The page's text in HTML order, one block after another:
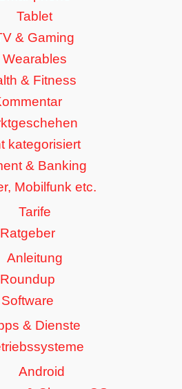
Tablet
& Gaming
Wearables
& Fitness
kategorisiert
& Banking
Mobilfunk etc.
Tarife
Ratgeber
Anleitung
Roundup
Software
& Dienste
Android